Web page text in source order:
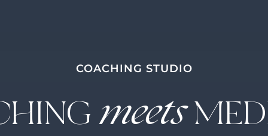
COACHING STUDIO
meets